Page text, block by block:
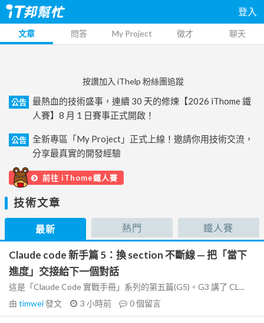
登入
文章 問答 My Project 徵才 聊天
按讚加入 iThelp 粉絲團追蹤
公告
最熱血的技術盛事，連續 30 天的修煉【2026 iThome 鐵
人賽】8 月 1 日賽事正式開啟！
公告
全新專區「My Project」正式上線！邀請你用技術交流，
分享最真實的開發經驗
前往 iThome鐵人賽
技術文章
最新 熱門 鐵人賽
Claude code 新手篇 5：換 section 不斷線 — 把「當下
進度」交接給下一個對話
這是「Claude Code 實戰手冊」系列的第五篇(G5)。G3 講了 CL...
由 timwei發文 3 小時前 0個留言